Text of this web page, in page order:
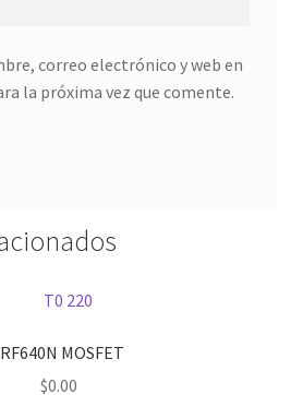
correo electrónico y web en
la próxima vez que comente.
MOSFET
$0.00